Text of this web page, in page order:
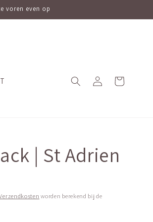
voren even op
InloggenWinkelwagen
| St Adrien
worden berekend bij de